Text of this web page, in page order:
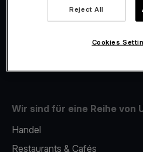
Fiskalisierung
Wir sind für eine Reihe von
Handel
Restaurants & Cafés
Reject All
Cookies